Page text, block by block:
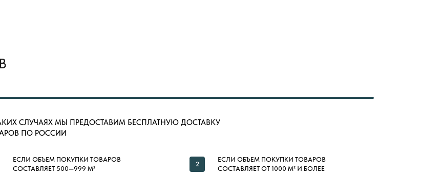
2
СЛУЧАЯХ МЫ ПРЕДОСТАВИМ БЕСПЛАТНУЮ ДОСТАВКУ
ПО РОССИИ
ЕСЛИ ОБЪЕМ ПОКУПКИ ТОВАРОВ
СОСТАВЛЯЕТ 500—999 М²
ЕСЛИ ОБЪЕМ ПОКУПКИ ТОВАРОВ
СОСТАВЛЯЕТ ОТ 1000 М² И БОЛЕЕ